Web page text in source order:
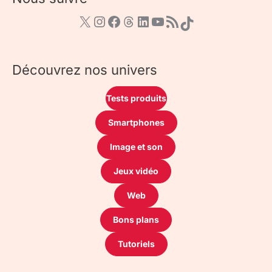
Découvrez nos univers
Tests produits
Smartphones
Image et son
Jeux vidéo
Web
Bons plans
Tutoriels